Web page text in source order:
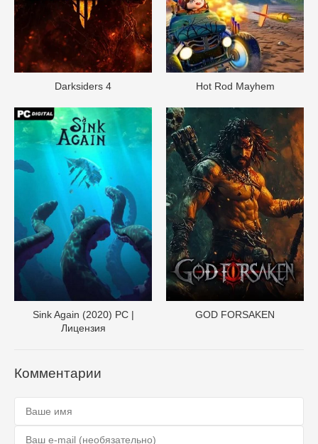
Darksiders 4 Hot Rod Mayhem
Sink Again (2020) PC |
Лицензия
GOD FORSAKEN
Комментарии